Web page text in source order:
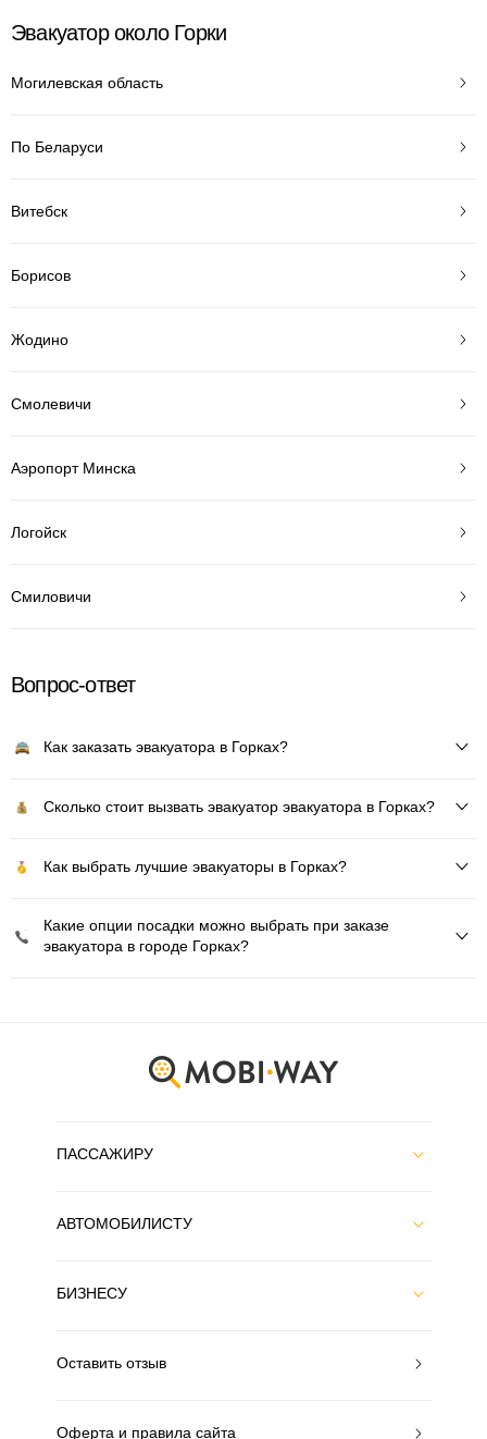
Эвакуатор около Горки
Могилевская область
По Беларуси
Витебск
Борисов
Жодино
Смолевичи
Аэропорт Минска
Логойск
Смиловичи
Вопрос-ответ
Как заказать эвакуатора в Горках?
Сколько стоит вызвать эвакуатор эвакуатора в Горках?
Как выбрать лучшие эвакуаторы в Горках?
Какие опции посадки можно выбрать при заказе
эвакуатора в городе Горках?
ПАССАЖИРУ
АВТОМОБИЛИСТУ
БИЗНЕСУ
Оставить отзыв
Оферта и правила сайта